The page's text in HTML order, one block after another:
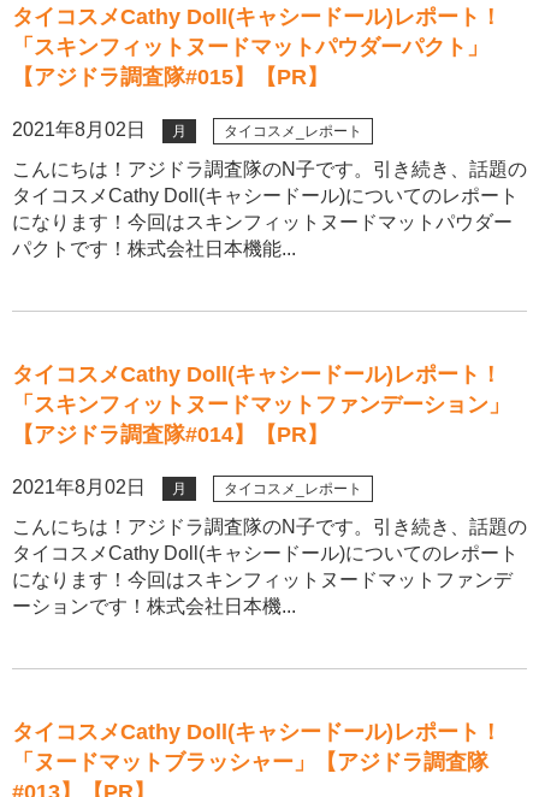
タイコスメCathy Doll(キャシードール)レポート！
「スキンフィットヌードマットパウダーパクト」
【アジドラ調査隊#015】【PR】
2021年8月02日 月 タイコスメ_レポート
こんにちは！アジドラ調査隊のN子です。引き続き、話題の
タイコスメCathy Doll(キャシードール)についてのレポート
になります！今回はスキンフィットヌードマットパウダー
パクトです！株式会社日本機能...
タイコスメCathy Doll(キャシードール)レポート！
「スキンフィットヌードマットファンデーション」
【アジドラ調査隊#014】【PR】
2021年8月02日 月 タイコスメ_レポート
こんにちは！アジドラ調査隊のN子です。引き続き、話題の
タイコスメCathy Doll(キャシードール)についてのレポート
になります！今回はスキンフィットヌードマットファンデ
ーションです！株式会社日本機...
タイコスメCathy Doll(キャシードール)レポート！
「ヌードマットブラッシャー」【アジドラ調査隊
#013】【PR】